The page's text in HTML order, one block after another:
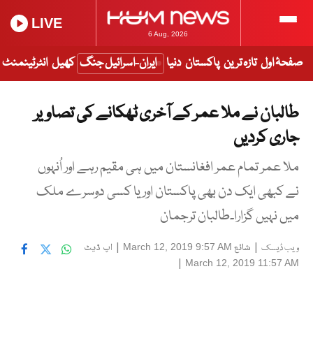
6 Aug, 2026
LIVE
صفحۂ اول تازہ ترین پاکستان دنیا ایران-اسرائیل جنگ کھیل انٹرٹینمنٹ
طالبان نے ملا عمر کے آخری ٹھکانے کی تصاویر
جاری کردیں
ملا عمر تمام عمر افغانستان میں ہی مقیم رہے اور اُنہوں
نے کبھی ایک دن بھی پاکستان اور یا کسی دوسرے ملک
میں نہیں گزارا۔طالبان ترجمان
ویب ڈیسک | شائع March 12, 2019 9:57 AM
| اپ ڈیٹ
March 12, 2019 11:57 AM
|